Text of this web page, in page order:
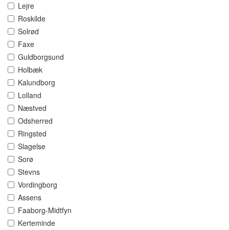
Lejre
Roskilde
Solrød
Faxe
Guldborgsund
Holbæk
Kalundborg
Lolland
Næstved
Odsherred
Ringsted
Slagelse
Sorø
Stevns
Vordingborg
Assens
Faaborg-Midtfyn
Kerteminde